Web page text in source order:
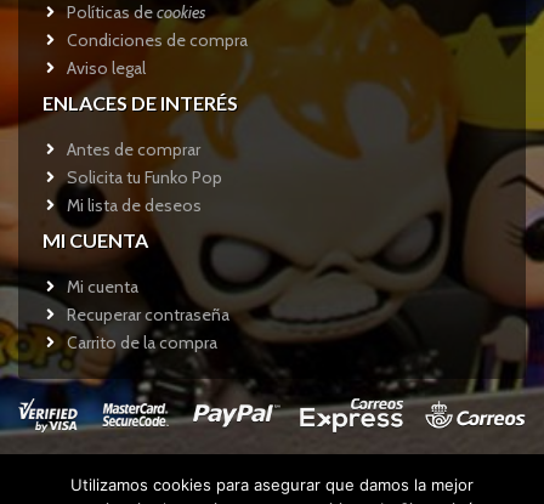
Políticas decookies
Condiciones de compra
Aviso legal
ENLACES DE INTERÉS
Antes de comprar
Solicita tu Funko Pop
Mi lista de deseos
MI CUENTA
Mi cuenta
Recuperar contraseña
Carrito de la compra
Copyright © 2017Funkotienda.com - Todos los derechos
Utilizamos cookies para asegurar que damos la mejor